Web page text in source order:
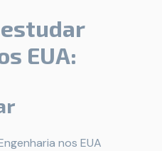
EUA:
nos EUA